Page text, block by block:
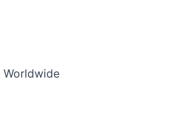
Worldwide